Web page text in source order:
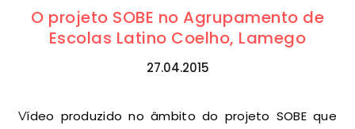
O projeto SOBE no Agrupamento de
Escolas Latino Coelho, Lamego
27.04.2015
Vídeo produzido no âmbito do projeto SOBE que